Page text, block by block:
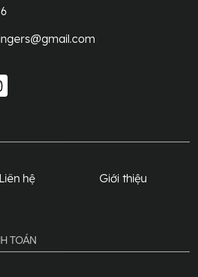
Liên hệ Giới thiệu
TOÁN